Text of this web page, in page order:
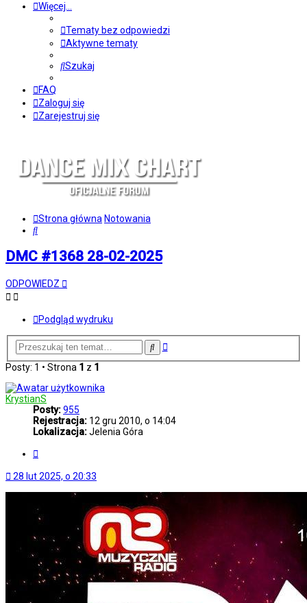
Więcej…
Tematy bez odpowiedzi
Aktywne tematy
Szukaj
FAQ
Zaloguj się
Zarejestruj się
Strona główna Notowania
Szukaj
DMC #1368 28-02-2025
ODPOWIEDZ
Podgląd wydruku
SzukajWyszukiwanie
Posty: 1 • Strona 1 z 1
KrystianS
Posty:955
Rejestracja: 12 gru 2010, o 14:04
Lokalizacja:Jelenia Góra
28 lut 2025, o 20:33